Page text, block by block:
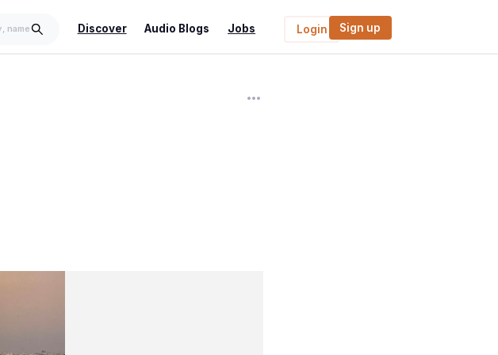
Discover Audio Blogs Jobs Login Sign up